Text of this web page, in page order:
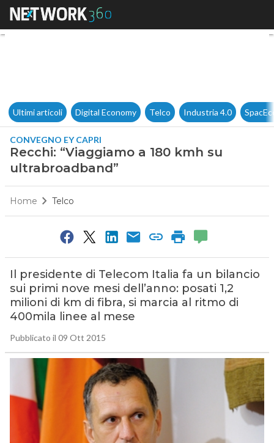
Recchi: “Viaggiamo a 180
Ultimi articoli Digital Economy Telco Industria 4.0
CONVEGNO EY CAPRI
Recchi: “Viaggiamo a 180 kmh su
ultrabroadband”
Home Telco
Il presidente di Telecom Italia fa un bilancio
sui primi nove mesi dell’anno: posati 1,2
milioni di km di fibra, si marcia al ritmo di
400mila linee al mese
Pubblicato il 09 Ott 2015